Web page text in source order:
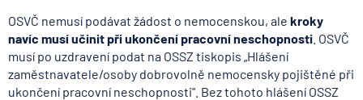
OSVČ nemusí podávat žádost o nemocenskou, ale kroky
navíc musí učinit při ukončení pracovní neschopnosti . OSVČ
musí po uzdravení podat na OSSZ tiskopis „Hlášení
zaměstnavatele/osoby dobrovolně nemocensky pojištěné při
ukončení pracovní neschopnosti". Bez tohoto hlášení OSSZ